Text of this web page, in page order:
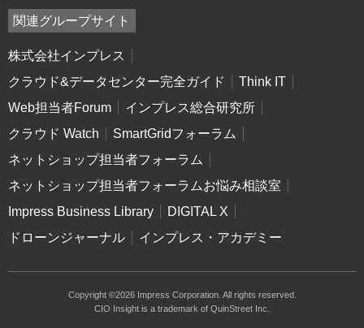
関連グループサイト
株式会社インプレス
クラウド&データセンター完全ガイド
Think IT
Web担当者Forum
インプレス総合研究所
クラウド Watch
SmartGridフォーラム
ネットショップ担当者フォーラム
ネットショップ担当者フォーラムお悩み相談室
Impress Business Library
DIGITAL X
ドローンジャーナル
インプレス・アカデミー
Copyright ©2026 Impress Corporation. All rights reserved.
CIO Insight is a trademark of QuinStreet Inc.